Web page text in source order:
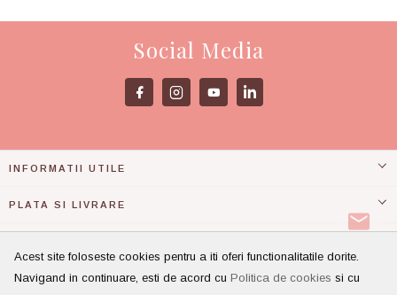
Acest site foloseste cookies pentru a iti oferi functionalitatile dorite.
Navigand in continuare, esti de acord cu Politica de cookies si cu
Social Media
INFORMATII UTILE
PLATA SI LIVRARE
CONT CLIENT